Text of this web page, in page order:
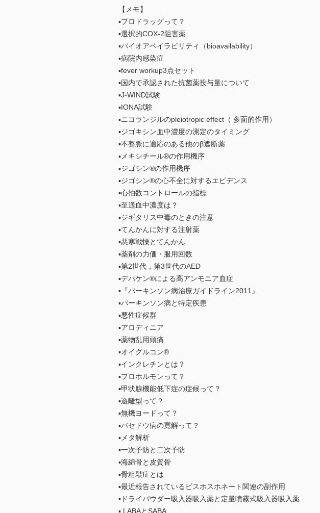
【メモ】
▪プロドラッグって？
▪選択的COX-2阻害薬
▪バイオアベイラビリティ（bioavailability）
▪病院内感染症
▪fever workup3点セット
▪国内で承認された抗菌薬投与量について
▪J-WIND試験
▪IONA試験
▪ニコランジルのpleiotropic effect（ 多面的作用）
▪ジゴキシン血中濃度の測定のタイミング
▪不整脈に適応のある他のβ遮断薬
▪メキシチール®の作用機序
▪ジゴシン®の作用機序
▪ジゴシン®の心不全に対するエビデンス
▪心拍数コントロールの指標
▪至適血中濃度は？
▪ジギタリス中毒のときの注意
▪てんかんに対する注射薬
▪悪寒戦慄とてんかん
▪薬剤の力価・服用回数
▪第2世代，第3世代のAED
▪デパケン®による高アンモニア血症
▪『パーキンソン病治療ガイドライン2011』
▪パーキンソン病と特定疾患
▪悪性症候群
▪アロディニア
▪薬物乱用頭痛
▪オイグルコン®
▪インクレチンとは？
▪プロホルモンって？
▪甲状腺機能低下症の症候って？
▪遊離型って？
▪無機ヨードって？
▪バセドウ病の寛解って？
▪メタ解析
▪一次予防と二次予防
▪海綿骨と皮質骨
▪骨粗鬆症とは
▪最近報告されているビスホスホネート関連の副作用
▪ドライパウダー吸入器吸入薬と定量噴霧式吸入器吸入薬
▪ LABAとSABA